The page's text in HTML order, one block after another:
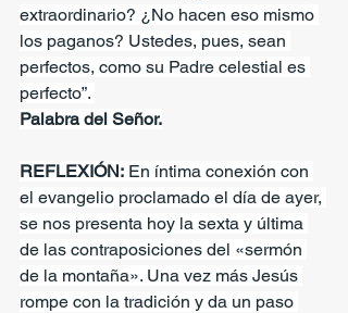
extraordinario? ¿No hacen eso mismo
los paganos? Ustedes, pues, sean
perfectos, como su Padre celestial es
perfecto”.
Palabra del Señor.
REFLEXIÓN: En íntima conexión con
el evangelio proclamado el día de ayer,
se nos presenta hoy la sexta y última
de las contraposiciones del «sermón
de la montaña». Una vez más Jesús
rompe con la tradición y da un paso